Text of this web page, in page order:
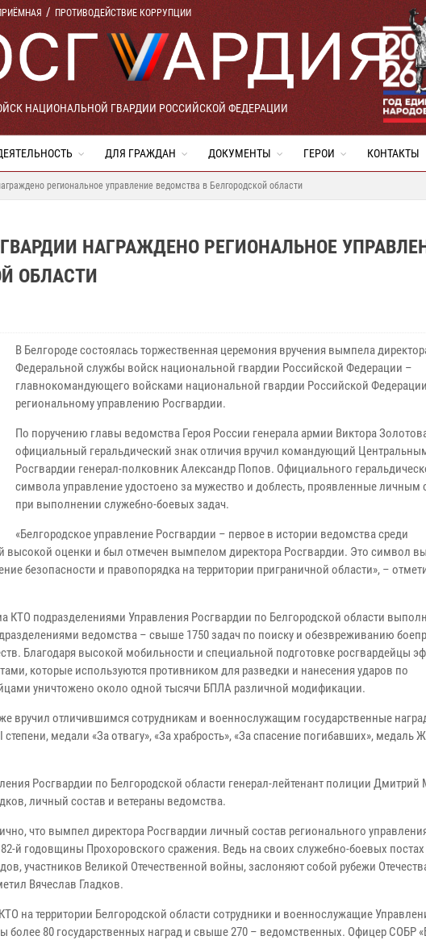
ПРОТИВОДЕЙСТВИЕ КОРРУПЦИИ
НАЦИОНАЛЬНОЙ ГВАРДИИ РОССИЙСКОЙ ФЕДЕРАЦИИ
ДЛЯ ГРАЖДАН ДОКУМЕНТЫ ГЕРОИ КОНТАКТЫ
региональное управление ведомства в Белгородской области
НАГРАЖДЕНО РЕГИОНАЛЬНОЕ
ОБЛАСТИ
В Белгороде состоялась торжественная церемония вручения вымпела
Федеральной службы войск национальной гвардии Российской Федерации –
главнокомандующего войсками национальной гвардии Российской Федерации
региональному управлению Росгвардии.
По поручению главы ведомства Героя России генерала армии Виктора
официальный геральдический знак отличия вручил командующий
Росгвардии генерал-полковник Александр Попов. Официального
символа управление удостоено за мужество и доблесть, проявленные личным
при выполнении служебно-боевых задач.
«Белгородское управление Росгвардии – первое в истории ведомства среди
высокой оценки и был отмечен вымпелом директора Росгвардии. Это символ
безопасности и правопорядка на территории приграничной области», –
КТО подразделениями Управления Росгвардии по Белгородской области
ведомства – свыше 1750 задач по поиску и обезвреживанию
Благодаря высокой мобильности и специальной подготовке росгвардейцы
которые используются противником для разведки и нанесения ударов по
уничтожено около одной тысячи БПЛА различной модификации.
вручил отличившимся сотрудникам и военнослужащим государственные
медали «За отвагу», «За храбрость», «За спасение погибавших», медаль
Росгвардии по Белгородской области генерал-лейтенант полиции
личный состав и ветераны ведомства.
что вымпел директора Росгвардии личный состав регионального
й годовщины Прохоровского сражения. Ведь на своих служебно-боевых
участников Великой Отечественной войны, заслоняют собой рубежи
Вячеслав Гладков.
на территории Белгородской области сотрудники и военнослужащие
более 80 государственных наград и свыше 270 – ведомственных. Офицер СОБР